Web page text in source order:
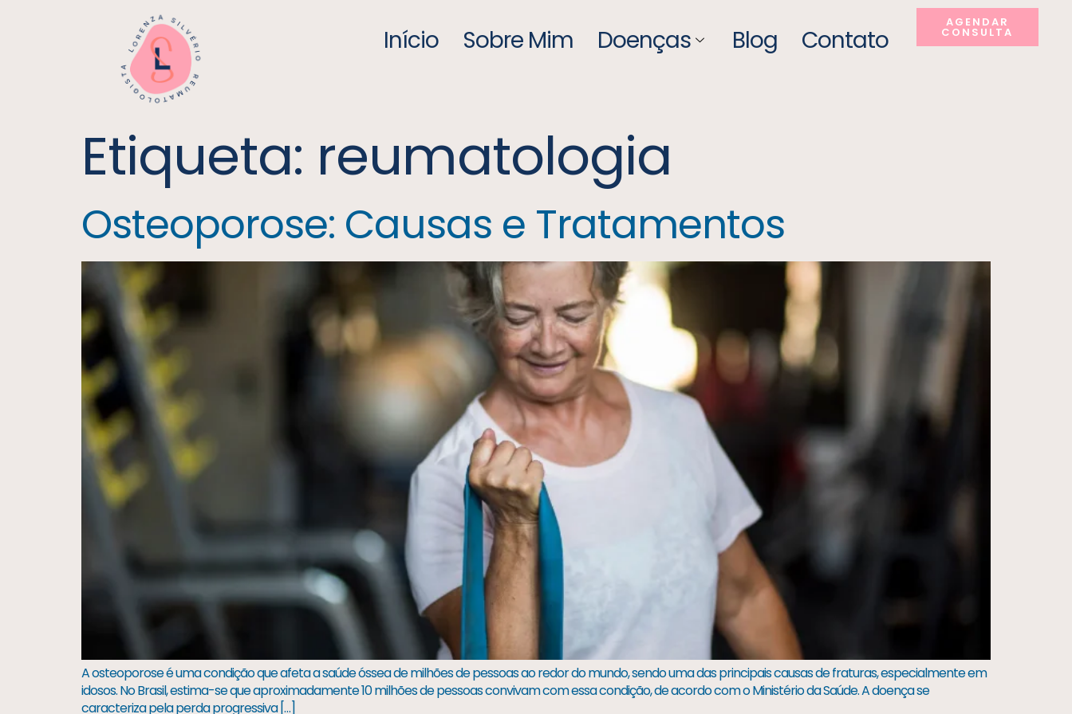
Início Sobre Mim Doenças Blog Contato
AGENDAR
CONSULTA
Etiqueta: reumatologia
Osteoporose: Causas e Tratamentos
A osteoporose é uma condição que afeta a saúde óssea de milhões de pessoas ao redor do mundo, sendo uma das principais causas de fraturas, especialmente em
idosos. No Brasil, estima-se que aproximadamente 10 milhões de pessoas convivam com essa condição, de acordo com o Ministério da Saúde. A doença se
caracteriza pela perda progressiva […]